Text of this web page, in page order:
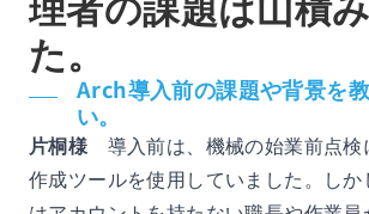
た。
Arch導入前の課題や背景を
い。
片桐様導入前は、機械の始業前点検
作成ツールを使用していました。し